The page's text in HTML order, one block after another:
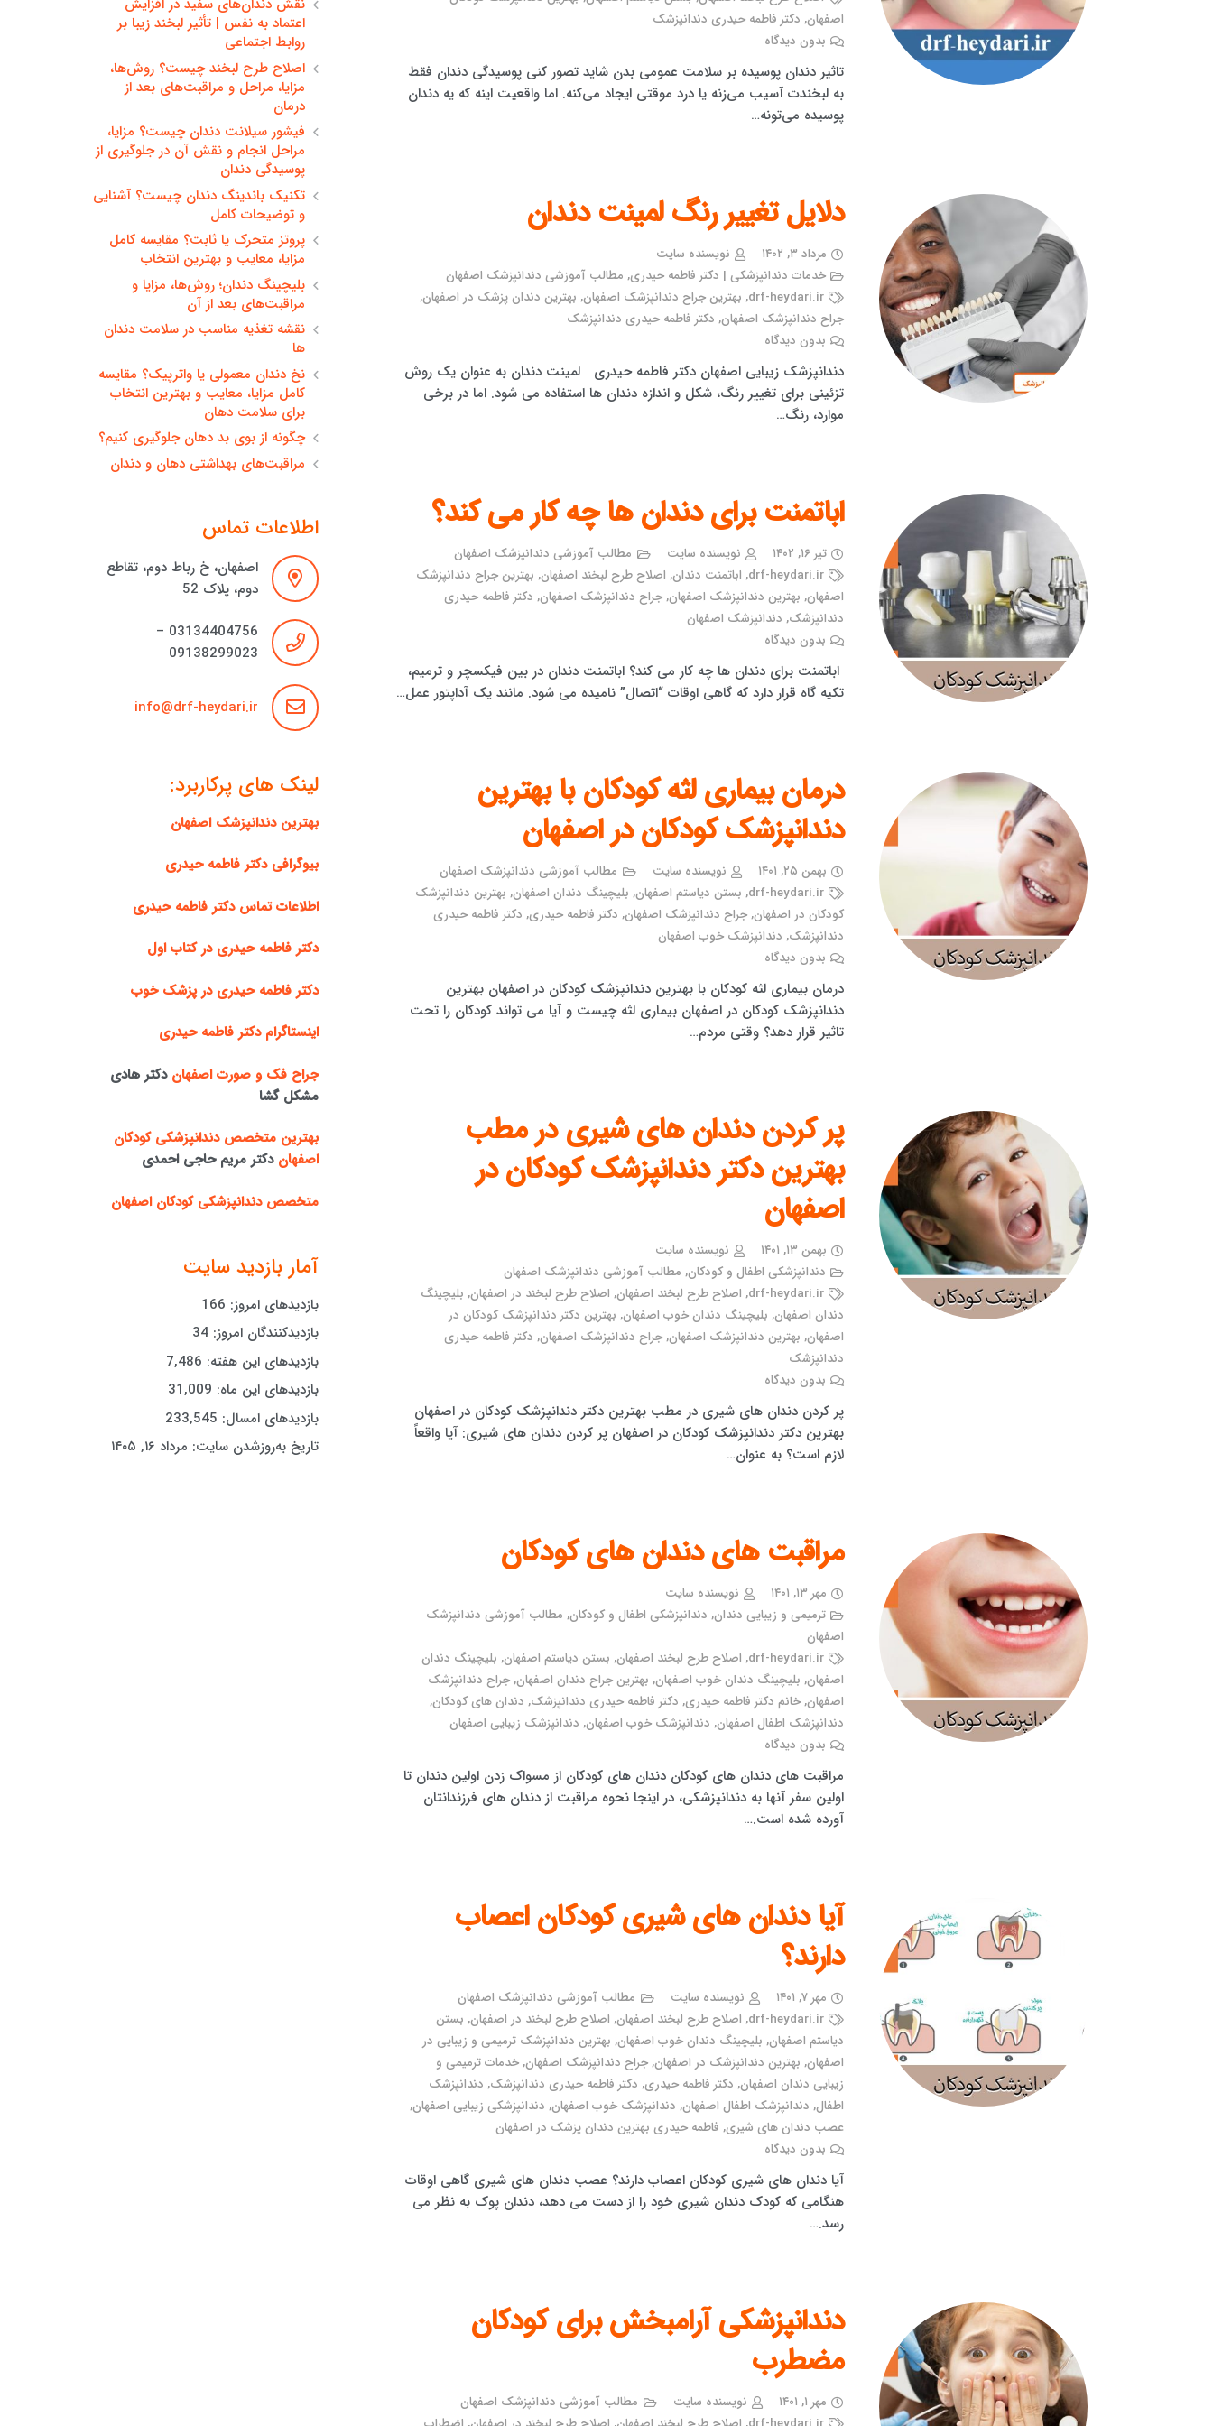
اصفهان, دکتر فاطمه حیدری دندانپزشک
بدون دیدگاه
تاثیر دندان پوسیده بر سلامت عمومی بدن شاید تصور کنی پوسیدگی دندان فقط
به لبخندت آسیب می‌زنه یا درد موقتی ایجاد می‌کنه. اما واقعیت اینه که یه دندان
پوسیده می‌تونه…
دلایل تغییر رنگ لمینت دندان
مرداد ۳, ۱۴۰۲
نویسنده سایت
خدمات دندانپزشکی | دکتر فاطمه حیدری, مطالب آموزشی دندانپزشک اصفهان
drf-heydari.ir
, بهترین جراح دندانپزشک اصفهان, بهترین دندان پزشک در اصفهان,
جراح دندانپزشک اصفهان, دکتر فاطمه حیدری دندانپزشک
بدون دیدگاه
دندانپزشک زیبایی اصفهان دکتر فاطمه حیدری لمینت دندان به عنوان یک روش
تزئینی برای تغییر رنگ، شکل و اندازه دندان ها استفاده می شود. اما در برخی
موارد، رنگ…
اباتمنت برای دندان ها چه کار می کند؟
تیر ۱۶, ۱۴۰۲ نویسنده سایت
مطالب آموزشی دندانپزشک اصفهان
drf-heydari.ir
, اباتمنت دندان, اصلاح طرح لبخند اصفهان, بهترین جراح دندانپزشک
اصفهان, بهترین دندانپزشک اصفهان,جراح دندانپزشک اصفهان, دکتر فاطمه حیدری
دندانپزشک, دندانپزشک اصفهان
بدون دیدگاه
اباتمنت برای دندان ها چه کار می کند؟ اباتمنت دندان در بین فیکسچر و ترمیم،
تکیه گاه قرار دارد که گاهی اوقات “اتصال” نامیده می شود. مانند یک آداپتور عمل…
درمان بیماری لثه کودکان با بهترین
دندانپزشک کودکان در اصفهان
بهمن ۲۵, ۱۴۰۱ نویسنده سایت
مطالب آموزشی دندانپزشک اصفهان
drf-heydari.ir
, بستن دیاستم اصفهان, بلیچینگ دندان اصفهان, بهترین دندانپزشک
کودکان در اصفهان,جراح دندانپزشک اصفهان, دکتر فاطمه حیدری, دکتر فاطمه حیدری
دندانپزشک, دندانپزشک خوب اصفهان
بدون دیدگاه
درمان بیماری لثه کودکان با بهترین دندانپزشک کودکان در اصفهان بهترین
دندانپزشک کودکان در اصفهان بیماری لثه چیست و آیا می تواند کودکان را تحت
تاثیر قرار دهد؟ وقتی مردم…
پر کردن دندان های شیری در مطب
بهترین دکتر دندانپزشک کودکان در
اصفهان
بهمن ۱۳, ۱۴۰۱
نویسنده سایت
دندانپزشکی اطفال و کودکان, مطالب آموزشی دندانپزشک اصفهان
drf-heydari.ir
, اصلاح طرح لبخند اصفهان, اصلاح طرح لبخند در اصفهان, بلیچینگ
دندان اصفهان, بلیچینگ دندان خوب اصفهان, بهترین دکتر دندانپزشک کودکان در
اصفهان, بهترین دندانپزشک اصفهان,جراح دندانپزشک اصفهان, دکتر فاطمه حیدری
دندانپزشک
بدون دیدگاه
پر کردن دندان های شیری در مطب بهترین دکتر دندانپزشک کودکان در اصفهان
بهترین دکتر دندانپزشک کودکان در اصفهان پر کردن دندان های شیری: آیا واقعاً
لازم است؟ به عنوان…
مراقبت های دندان های کودکان
مهر ۱۳, ۱۴۰۱
نویسنده سایت
ترمیمی و زیبایی دندان, دندانپزشکی اطفال و کودکان, مطالب آموزشی دندانپزشک
اصفهان
drf-heydari.ir
, اصلاح طرح لبخند اصفهان, بستن دیاستم اصفهان, بلیچینگ دندان
اصفهان, بلیچینگ دندان خوب اصفهان, بهترین جراح دندان اصفهان,جراح دندانپزشک
اصفهان,خانم دکتر فاطمه حیدری, دکتر فاطمه حیدری دندانپزشک, دندان های کودکان,
دندانپزشک اطفال اصفهان, دندانپزشک خوب اصفهان, دندانپزشک زیبایی اصفهان
بدون دیدگاه
مراقبت های دندان های کودکان دندان های کودکان از مسواک زدن اولین دندان تا
اولین سفر آنها به دندانپزشکی، در اینجا نحوه مراقبت از دندان های فرزندانتان
آورده شده است.…
آیا دندان های شیری کودکان اعصاب
دارند؟
مهر ۷, ۱۴۰۱ نویسنده سایت
مطالب آموزشی دندانپزشک اصفهان
drf-heydari.ir
, اصلاح طرح لبخند اصفهان, اصلاح طرح لبخند در اصفهان, بستن
دیاستم اصفهان, بلیچینگ دندان خوب اصفهان, بهترین دندانپزشک ترمیمی و زیبایی در
اصفهان, بهترین دندانپزشک در اصفهان,جراح دندانپزشک اصفهان,خدمات ترمیمی و
زیبایی دندان اصفهان, دکتر فاطمه حیدری, دکتر فاطمه حیدری دندانپزشک, دندانپزشک
اطفال, دندانپزشک اطفال اصفهان, دندانپزشک خوب اصفهان, دندانپزشکی زیبایی اصفهان,
عصب دندان های شیری, فاطمه حیدری بهترین دندان پزشک در اصفهان
بدون دیدگاه
آیا دندان های شیری کودکان اعصاب دارند؟ عصب دندان های شیری گاهی اوقات
هنگامی که کودک دندان شیری خود را از دست می دهد، دندان پوک به نظر می
رسد.…
دندانپزشکی آرامبخش برای کودکان
مضطرب
مهر ۱, ۱۴۰۱ نویسنده سایت
مطالب آموزشی دندانپزشک اصفهان
نقش دندان‌های سفید در افزایش
اعتماد به نفس | تأثیر لبخند زیبا بر
روابط اجتماعی
اصلاح طرح لبخند چیست؟ روش‌ها،
مزایا، مراحل و مراقبت‌های بعد از
درمان
فیشور سیلانت دندان چیست؟ مزایا،
مراحل انجام و نقش آن در جلوگیری از
پوسیدگی دندان
تکنیک باندینگ دندان چیست؟ آشنایی
و توضیحات کامل
پروتز متحرک یا ثابت؟ مقایسه کامل
مزایا، معایب و بهترین انتخاب
بلیچینگ دندان؛ روش‌ها، مزایا و
مراقبت‌های بعد از آن
نقشه تغذیه مناسب در سلامت دندان
ها
نخ دندان معمولی یا واترپیک؟ مقایسه
کامل مزایا، معایب و بهترین انتخاب
برای سلامت دهان
چگونه از بوی بد دهان جلوگیری کنیم؟
مراقبت‌های بهداشتی دهان و دندان
اطلاعات تماس
اصفهان، خ رباط دوم، تقاطع
دوم، پلاک 52
03134404756 –
09138299023
info@drf-heydari.ir
لینک های پرکاربرد:
بهترین دندانپزشک اصفهان
بیوگرافی دکتر فاطمه حیدری
اطلاعات تماس دکتر فاطمه حیدری
دکتر فاطمه حیدری در کتاب اول
دکتر فاطمه حیدری در پزشک خوب
اینستاگرام دکتر فاطمه حیدری
جراح فک و صورت اصفهان دکتر هادی
مشکل گشا
بهترین متخصص دندانپزشکی کودکان
اصفهان دکتر مریم حاجی احمدی
متخصص دندانپزشکی کودکان اصفهان
آمار بازدید سایت
بازدیدهای امروز: 166
بازدیدکنندگان امروز: 34
بازدیدهای این هفته: 7,486
بازدیدهای این ماه: 31,009
بازدیدهای امسال: 233,545
تاریخ به‌روزشدن سایت: مرداد ۱۶, ۱۴۰۵